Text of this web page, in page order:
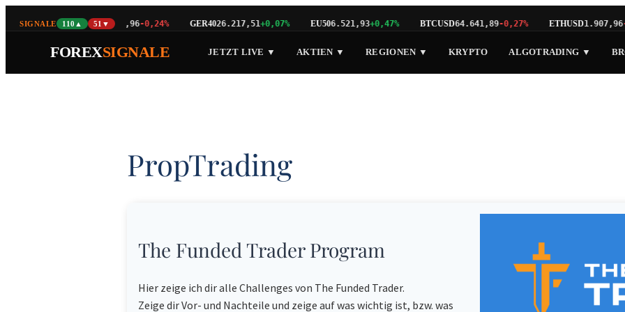
SIGNALE 110▲ 51▼
+0,13% NAS100 29.390,96-0,24% GER4026.217,51+0,07% EU506.521,93+0,47% BTCUSD64.641,89-0,27% ETHUSD1.907,96-
FOREXSIGNALE JETZT LIVE ▼ AKTIEN ▼ REGIONEN ▼ KRYPTO ALGOTRADING ▼
PropTrading
The Funded Trader Program
Hier zeige ich dir alle Challenges von The Funded Trader.
Zeige dir Vor- und Nachteile und zeige auf was wichtig ist, bzw. was